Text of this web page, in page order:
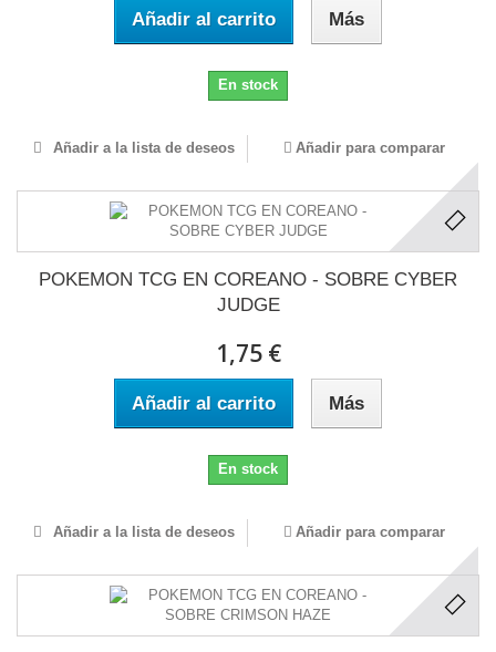
Añadir al carrito Más
En stock
Añadir a la lista de deseos Añadir para comparar
POKEMON TCG EN COREANO - SOBRE CYBER
JUDGE
1,75 €
Añadir al carrito Más
En stock
Añadir a la lista de deseos Añadir para comparar